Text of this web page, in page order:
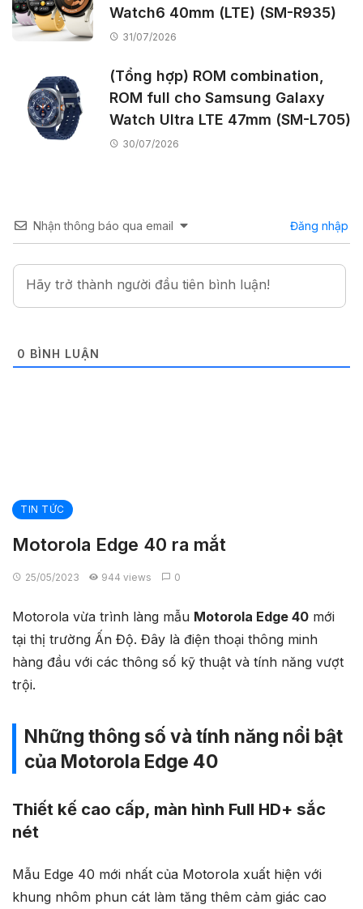
Watch6 40mm (LTE) (SM-R935)
31/07/2026
(Tổng hợp) ROM combination,
ROM full cho Samsung Galaxy
Watch Ultra LTE 47mm (SM-L705)
30/07/2026
Nhận thông báo qua email Đăng nhập
0 BÌNH LUẬN
TIN TỨC
Motorola Edge 40 ra mắt
25/05/2023 944 views 0
Motorola vừa trình làng mẫu Motorola Edge 40 mới
tại thị trường Ấn Độ. Đây là điện thoại thông minh
hàng đầu với các thông số kỹ thuật và tính năng vượt
trội.
Những thông số và tính năng nổi bật
của Motorola Edge 40
Thiết kế cao cấp, màn hình Full HD+ sắc
nét
Mẫu Edge 40 mới nhất của Motorola xuất hiện với
khung nhôm phun cát làm tăng thêm cảm giác cao